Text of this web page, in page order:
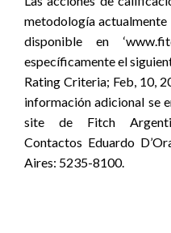
metodología actualmente
disponible en
específicamente el
Rating Criteria; Feb, 10,
información adicional se
site de Fitch
Contactos Eduardo
Aires: 5235-8100.